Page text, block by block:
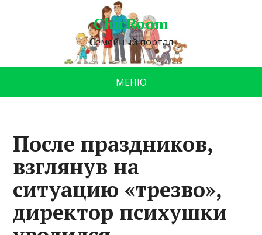
ChicRoom
Семейный портал
МЕНЮ
После праздников,
взглянув на
ситуацию «трезво»,
директор психушки